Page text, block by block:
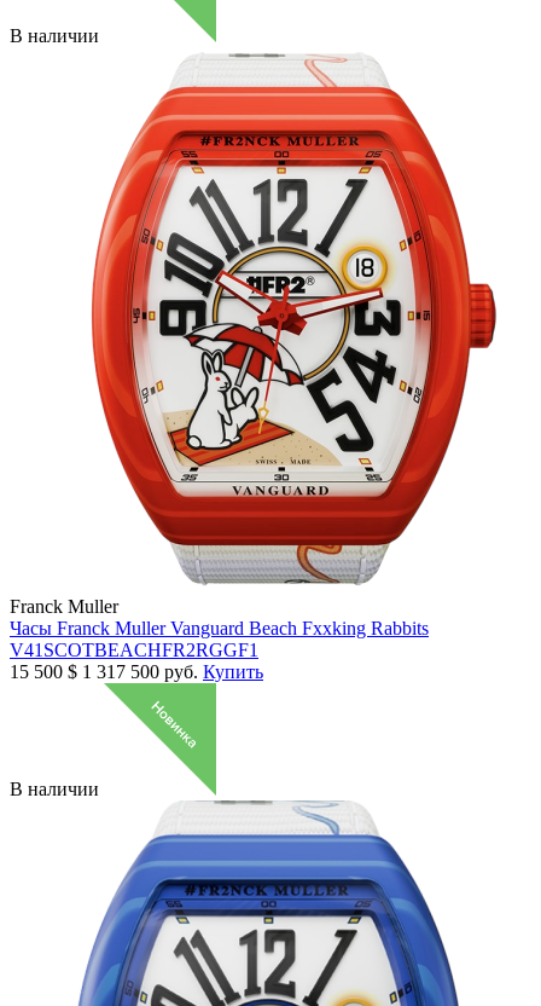
В наличии
Franck Muller
Часы Franck Muller Vanguard Beach Fxxking Rabbits
V41SCOTBEACHFR2RGGF1
15 500 $ 1 317 500 руб. Купить
В наличии